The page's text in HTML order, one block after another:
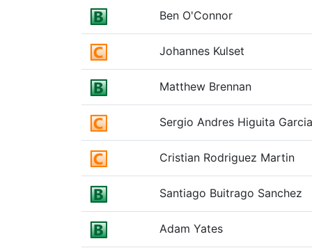
Ben O'Connor
Johannes Kulset
Matthew Brennan
Sergio Andres Higuita Garcia
Cristian Rodriguez Martin
Santiago Buitrago Sanchez
Adam Yates